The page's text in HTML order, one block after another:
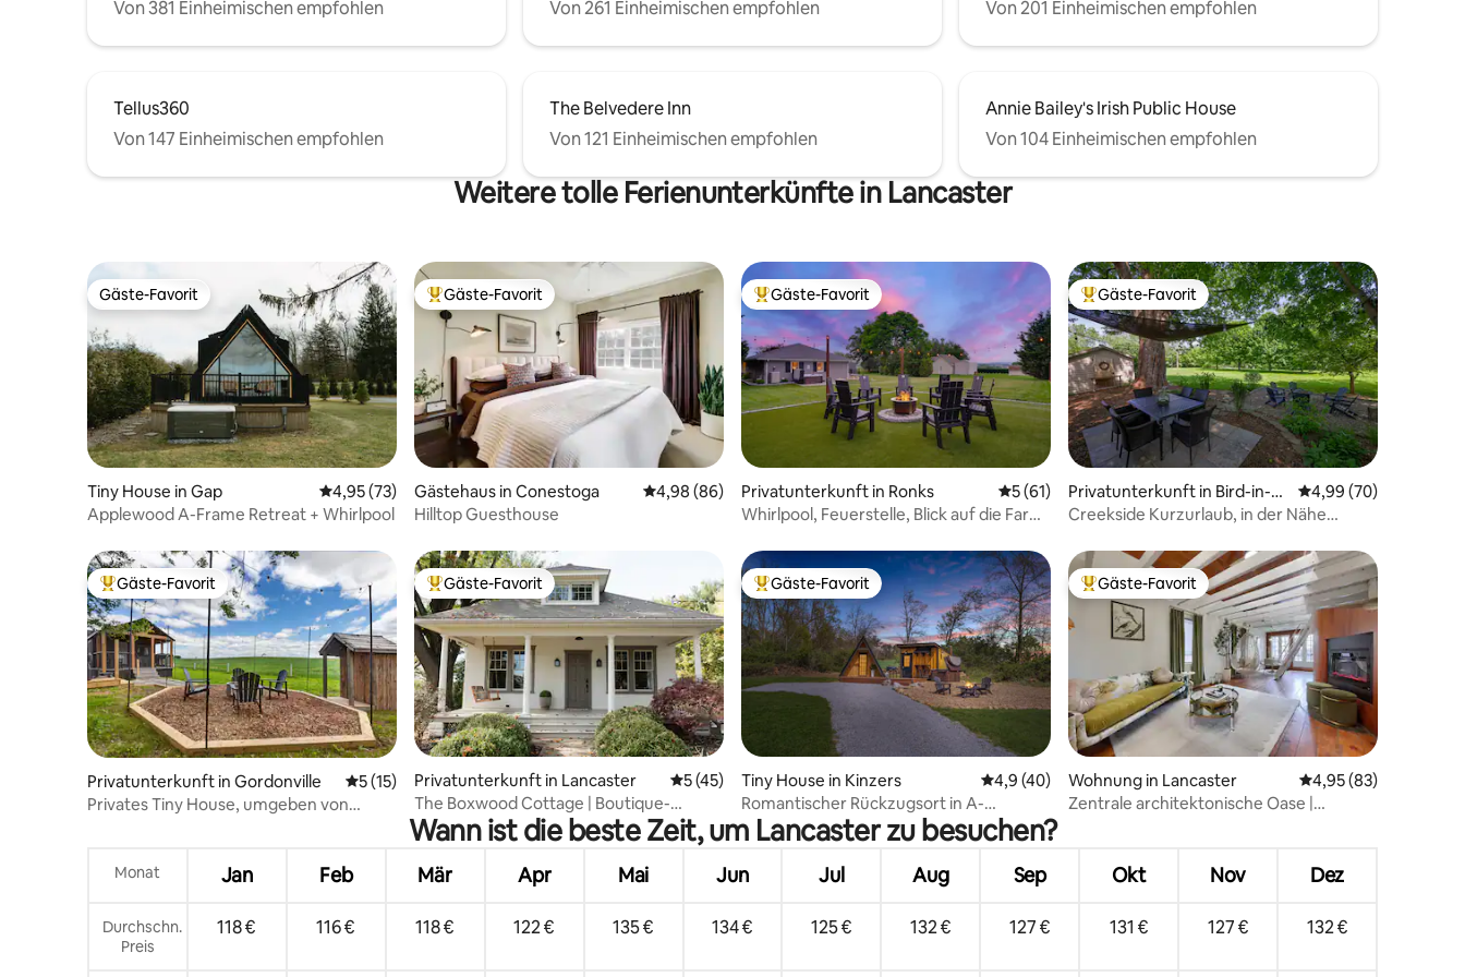
Von 381 Einheimischen empfohlen
Von 261 Einheimischen empfohlen
Von 201 Einheimischen empfohlen
Tellus360
Von 147 Einheimischen empfohlen
The Belvedere Inn
Von 121 Einheimischen empfohlen
Annie Bailey's Irish Public House
Von 104 Einheimischen empfohlen
Weitere tolle Ferienunterkünfte in Lancaster
Gäste-Favorit
Gäste-Favorit
Tiny House in Gap Durchschnittliche Bewertung: 4,95 von 5, 73 Bewertungen
4,95 (73)
Applewood A-Frame Retreat + Whirlpool
Beliebter Gäste-Favorit.
Gäste-Favorit
Gästehaus in Conestoga Durchschnittliche Bewertung: 4,98 von 5, 86 Bewertungen
4,98 (86)
Hilltop Guesthouse
Beliebter Gäste-Favorit.
Gäste-Favorit
Privatunterkunft in Ronks Durchschnittliche Bewertung: 5 von 5, 61 Bewertungen
5 (61)
Whirlpool, Feuerstelle, Blick auf die Farm
Beliebter Gäste-Favorit.
Gäste-Favorit
Privatunterkunft in Bird-in-H
and
Durchschnittliche
4,99 (70)
Creekside Kurzurlaub, in der Nähe
Beliebter Gäste-Favorit.
Gäste-Favorit
Privatunterkunft in Gordonville Durchschnittliche Bewertung: 5 von 5, 15 Bewertungen
5 (15)
Privates Tiny House, umgeben von
Beliebter Gäste-Favorit.
Gäste-Favorit
Privatunterkunft in Lancaster Durchschnittliche Bewertung: 5 von 5, 45 Bewertungen
5 (45)
The Boxwood Cottage | Boutique-
Aufenthalt mit Whirlpool
Beliebter Gäste-Favorit.
Gäste-Favorit
Tiny House in Kinzers Durchschnittliche Bewertung: 4,9 von 5, 40 Bewertungen
4,9 (40)
Romantischer Rückzugsort in A-
Rahmen-Bauweise | Whirlpool + Bach +
Teich!
Beliebter Gäste-Favorit.
Gäste-Favorit
Wohnung in Lancaster Durchschnittliche
4,95 (83)
Zentrale architektonische Oase |
Wann ist die beste Zeit, um Lancaster zu besuchen?
Monat Jan Feb Mär Apr Mai Jun Jul Aug Sep Okt Nov Dez
Durchschn.
Preis
118 € 116 € 118 € 122 € 135 € 134 € 125 € 132 € 127 € 131 € 127 € 132 €